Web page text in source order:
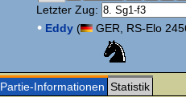
Letzter Zug:
• Eddy ( GER, RS-Elo
Partie-Informationen Statistik